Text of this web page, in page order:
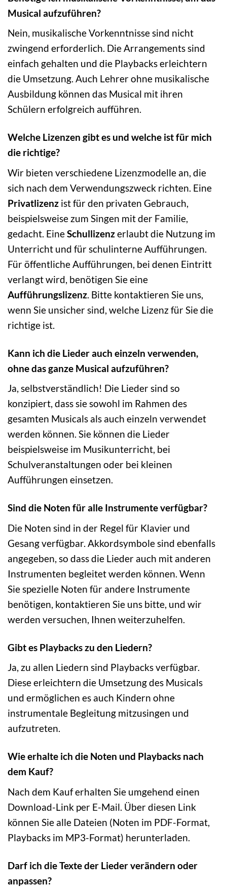
Musical aufzuführen?
Nein, musikalische Vorkenntnisse sind nicht
zwingend erforderlich. Die Arrangements sind
einfach gehalten und die Playbacks erleichtern
die Umsetzung. Auch Lehrer ohne musikalische
Ausbildung können das Musical mit ihren
Schülern erfolgreich aufführen.
Welche Lizenzen gibt es und welche ist für mich
die richtige?
Wir bieten verschiedene Lizenzmodelle an, die
sich nach dem Verwendungszweck richten. Eine
Privatlizenz ist für den privaten Gebrauch,
beispielsweise zum Singen mit der Familie,
gedacht. EineSchullizenzerlaubt die Nutzung im
Unterricht und für schulinterne Aufführungen.
Für öffentliche Aufführungen, bei denen Eintritt
verlangt wird, benötigen Sie eine
Aufführungslizenz. Bitte kontaktieren Sie uns,
wenn Sie unsicher sind, welche Lizenz für Sie die
richtige ist.
Kann ich die Lieder auch einzeln verwenden,
ohne das ganze Musical aufzuführen?
Ja, selbstverständlich! Die Lieder sind so
konzipiert, dass sie sowohl im Rahmen des
gesamten Musicals als auch einzeln verwendet
werden können. Sie können die Lieder
beispielsweise im Musikunterricht, bei
Schulveranstaltungen oder bei kleinen
Aufführungen einsetzen.
Sind die Noten für alle Instrumente verfügbar?
Die Noten sind in der Regel für Klavier und
Gesang verfügbar. Akkordsymbole sind ebenfalls
angegeben, so dass die Lieder auch mit anderen
Instrumenten begleitet werden können. Wenn
Sie spezielle Noten für andere Instrumente
benötigen, kontaktieren Sie uns bitte, und wir
werden versuchen, Ihnen weiterzuhelfen.
Gibt es Playbacks zu den Liedern?
Ja, zu allen Liedern sind Playbacks verfügbar.
Diese erleichtern die Umsetzung des Musicals
und ermöglichen es auch Kindern ohne
instrumentale Begleitung mitzusingen und
aufzutreten.
Wie erhalte ich die Noten und Playbacks nach
dem Kauf?
Nach dem Kauf erhalten Sie umgehend einen
Download-Link per E-Mail. Über diesen Link
können Sie alle Dateien (Noten im PDF-Format,
Playbacks im MP3-Format) herunterladen.
Darf ich die Texte der Lieder verändern oder
anpassen?